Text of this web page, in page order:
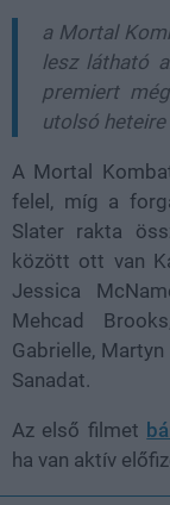
a Mortal
lesz látható
premiert
utolsó
A Mortal
felel, míg a
Slater rakta
között ott van
Jessica
Mehcad
Gabrielle,
Sanadat.
Az első filmet
ha van aktív